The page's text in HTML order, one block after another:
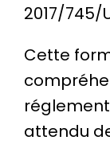
2017/745/
Cette
attendu